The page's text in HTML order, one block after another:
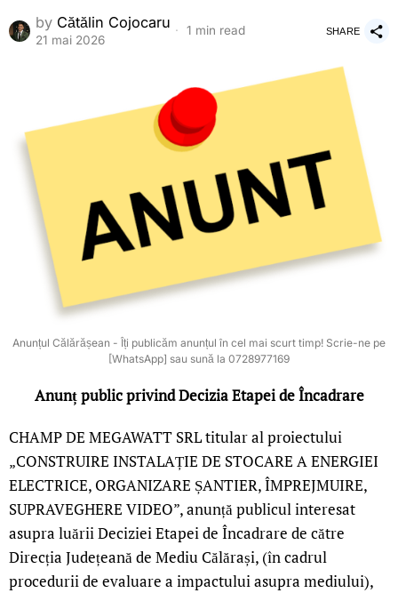
by Cătălin Cojocaru
21 mai 2026
1 min read SHARE
Anunțul Călărășean - Îți publicăm anunțul în cel mai scurt timp! Scrie-ne pe
[WhatsApp] sau sună la 0728977169
Anunț public privind Decizia Etapei de Încadrare
CHAMP DE MEGAWATT SRL titular al proiectului
„CONSTRUIRE INSTALAȚIE DE STOCARE A ENERGIEI
ELECTRICE, ORGANIZARE ȘANTIER, ÎMPREJMUIRE,
SUPRAVEGHERE VIDEO”, anunță publicul interesat
asupra luării Deciziei Etapei de Încadrare de către
Direcția Județeană de Mediu Călărași, (în cadrul
procedurii de evaluare a impactului asupra mediului),